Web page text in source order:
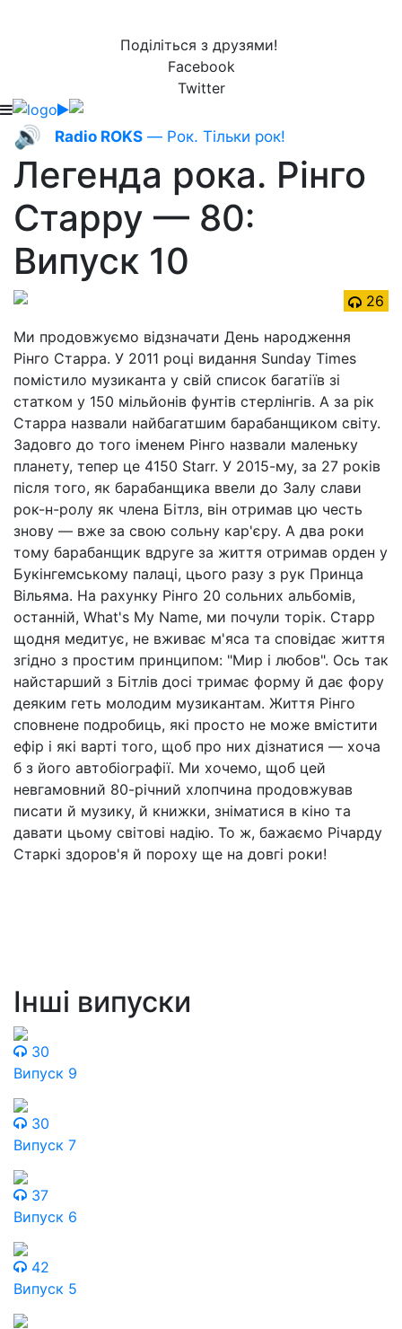
Поділіться з друзями!
Facebook
Twitter
🔊 Radio ROKS — Рок. Тільки рок!
Легенда рока. Рінго
Старру — 80:
Випуск 10
26
Ми продовжуємо відзначати День народження
Рінго Старра. У 2011 році видання Sunday Times
помістило музиканта у свій список багатіїв зі
статком у 150 мільйонів фунтів стерлінгів. А за рік
Старра назвали найбагатшим барабанщиком світу.
Задовго до того іменем Рінго назвали маленьку
планету, тепер це 4150 Starr. У 2015-му, за 27 років
після того, як барабанщика ввели до Залу слави
рок-н-ролу як члена Бітлз, він отримав цю честь
знову — вже за свою сольну кар'єру. А два роки
тому барабанщик вдруге за життя отримав орден у
Букінгемському палаці, цього разу з рук Принца
Вільяма. На рахунку Рінго 20 сольних альбомів,
останній, What's My Name, ми почули торік. Старр
щодня медитує, не вживає м'яса та сповідає життя
згідно з простим принципом: "Мир і любов". Ось так
найстарший з Бітлів досі тримає форму й дає фору
деяким геть молодим музикантам. Життя Рінго
сповнене подробиць, які просто не може вмістити
ефір і які варті того, щоб про них дізнатися — хоча
б з його автобіографії. Ми хочемо, щоб цей
невгамовний 80-річний хлопчина продовжував
писати й музику, й книжки, зніматися в кіно та
давати цьому світові надію. То ж, бажаємо Річарду
Старкі здоров'я й пороху ще на довгі роки!
Інші випуски
30
Випуск 9
30
Випуск 7
37
Випуск 6
42
Випуск 5